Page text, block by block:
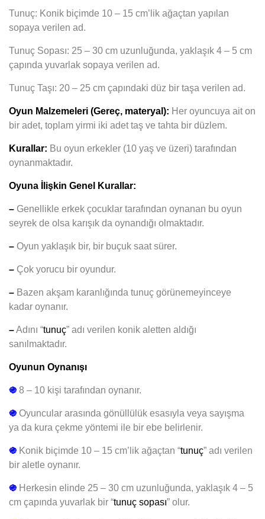
Tunuç: Konik biçimde 10 – 15 cm’lik ağaçtan yapılan
sopaya verilen ad.
Tunuç Sopası: 25 – 30 cm uzunluğunda, yaklaşık 4 – 5 cm
çapında yuvarlak sopaya verilen ad.
Tunuç Taşı: 20 – 25 cm çapındaki düz bir taşa verilen ad.
Oyun Malzemeleri (Gereç, materyal): Her oyuncuya ait on
bir adet, toplam yirmi iki adet taş ve tahta bir düzlem.
Kurallar: Bu oyun erkekler (10 yaş ve üzeri) tarafından
oynanmaktadır.
Oyuna İlişkin Genel Kurallar:
– Genellikle erkek çocuklar tarafından oynanan bu oyun
seyrek de olsa karışık da oynandığı olmaktadır.
– Oyun yaklaşık bir, bir buçuk saat sürer.
– Çok yorucu bir oyundur.
– Bazen akşam karanlığında tunuç görünemeyinceye
kadar oynanır.
–Adını “tunuç” adı verilen konik aletten aldığı
sanılmaktadır.
Oyunun Oynanışı
֍ 8 – 10 kişi tarafından oynanır.
֍ Oyuncular arasında gönüllülük esasıyla veya sayışma
ya da kura çekme yöntemi ile bir ebe belirlenir.
֍ Konik biçimde 10 – 15 cm’lik ağaçtan “tunuç” adı verilen
bir aletle oynanır.
֍ Herkesin elinde 25 – 30 cm uzunluğunda, yaklaşık 4 – 5
cm çapında yuvarlak bir “tunuç sopası” olur.